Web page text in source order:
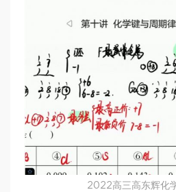
2022高三高东辉化